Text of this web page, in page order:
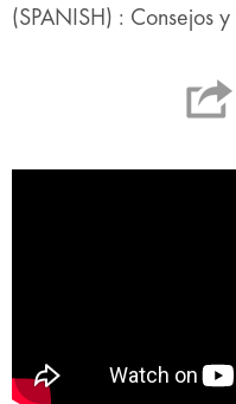
(SPANISH) : Consejos